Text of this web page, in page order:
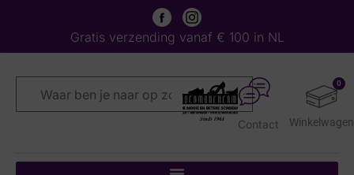
Gratis verzending vanaf € 100 in NL
0
Contact